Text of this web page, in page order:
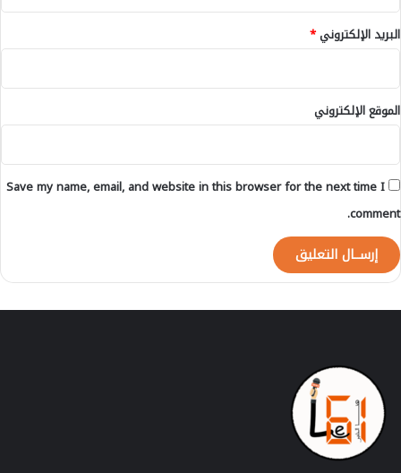
البريد الإلكتروني*
الموقع الإلكتروني
Save my name, email, and website in this browser for the next time I
comment.